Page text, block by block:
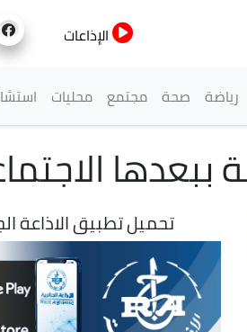
الإذاعات
رياضة صحة مجتمع محليات
تحميل تطبيق الاذاعة